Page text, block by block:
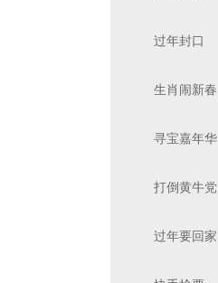
过年封口
生肖闹新春
寻宝嘉年华
打倒黄牛党
过年要回家